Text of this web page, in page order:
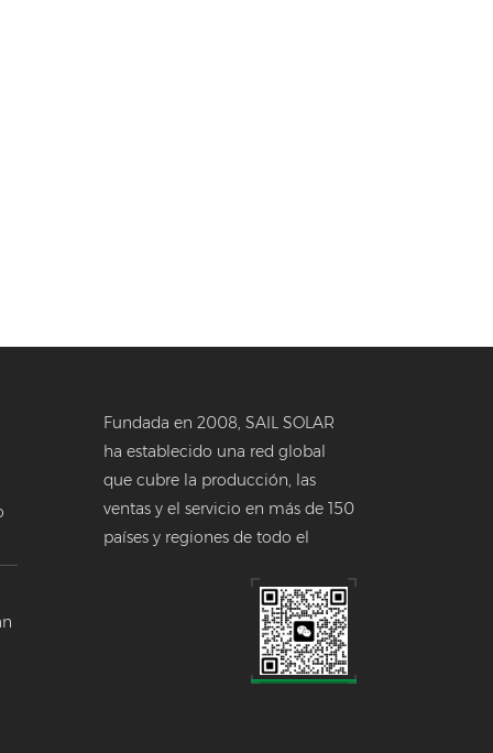
Fundada en 2008, SAIL SOLAR
ha establecido una red global
que cubre la producción, las
ventas y el servicio en más de 150
países y regiones de todo el